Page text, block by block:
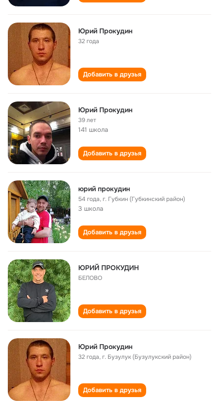
Юрий Прокудин
32 года
Добавить в друзья
Юрий Прокудин
39 лет
141 школа
Добавить в друзья
юрий прокудин
54 года,г. Губкин (Губкинский район)
3 школа
Добавить в друзья
ЮРИЙ ПРОКУДИН
БЕЛОВО
Добавить в друзья
Юрий Прокудин
32 года,г. Бузулук (Бузулукский район)
Добавить в друзья